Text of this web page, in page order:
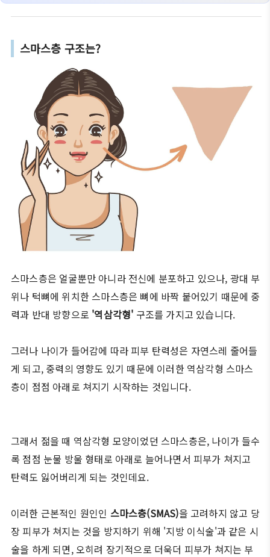
스마스층 구조는?
스마스층은 얼굴뿐만 아니라 전신에 분포하고 있으나, 광대 부
위나 턱뼈에 위치한 스마스층은 뼈에 바짝 붙어있기 때문에 중
력과 반대 방향으로 '역삼각형' 구조를 가지고 있습니다.
그러나 나이가 들어감에 따라 피부 탄력성은 자연스레 줄어들
게 되고, 중력의 영향도 있기 때문에 이러한 역삼각형 스마스
층이 점점 아래로 쳐지기 시작하는 것입니다.
그래서 젊을 때 역삼각형 모양이었던 스마스층은, 나이가 들수
록 점점 눈물 방울 형태로 아래로 늘어나면서 피부가 쳐지고
탄력도 잃어버리게 되는 것인데요.
이러한 근본적인 원인인 스마스층(SMAS)을 고려하지 않고 당
장 피부가 쳐지는 것을 방지하기 위해 '지방 이식술'과 같은 시
술을 하게 되면, 오히려 장기적으로 더욱더 피부가 쳐지는 부